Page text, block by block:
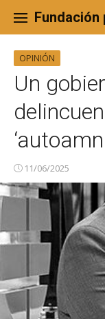
content
Fundación
OPINIÓN
Un
11/06/2025